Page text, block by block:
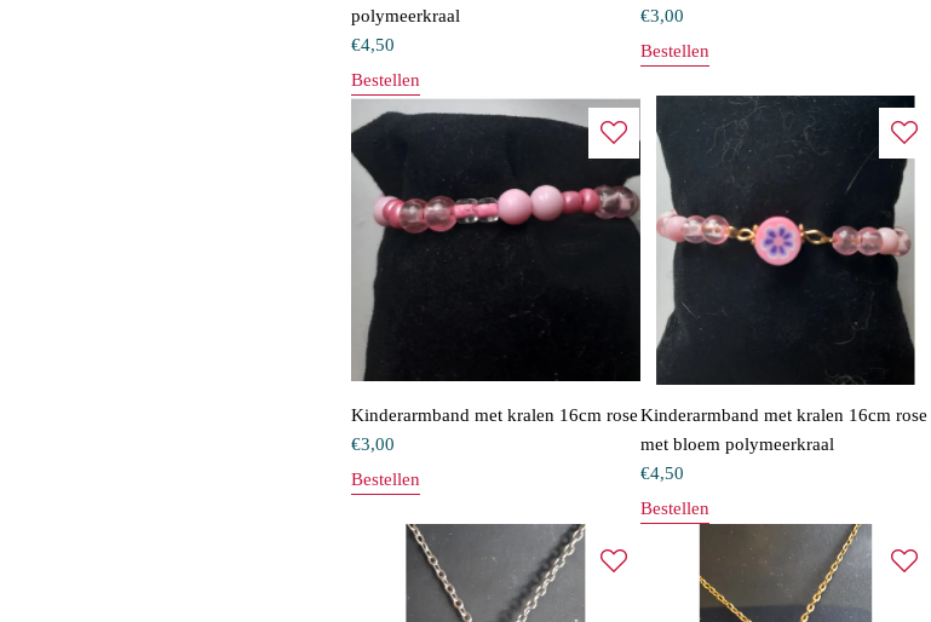
polymeerkraal
€4,50
Bestellen
€3,00
Bestellen
Kinderarmband met kralen 16cm rose
€3,00
Bestellen
Kinderarmband met kralen 16cm rose
met bloem polymeerkraal
€4,50
Bestellen